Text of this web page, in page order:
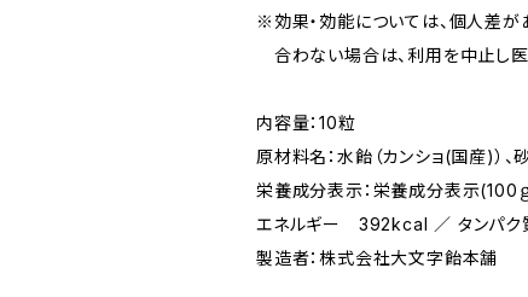
※効果・効能については、個人差が
合わない場合は、利用を中止し医
内容量：10粒
原材料名：水飴（カンショ(国産)）、
栄養成分表示：栄養成分表示(100ｇ
エネルギー 392kcal ／ タンパ
製造者：株式会社大文字飴本舗